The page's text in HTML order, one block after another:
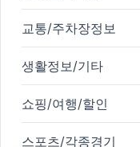
교통/주차장정보
생활정보/기타
쇼핑/여행/할인
스포츠/각종경기